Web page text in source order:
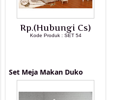
Rp.(Hubungi Cs)
Kode Produk : SET 54
Set Meja Makan Duko